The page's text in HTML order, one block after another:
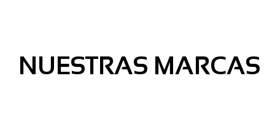
NUESTRAS MARCAS